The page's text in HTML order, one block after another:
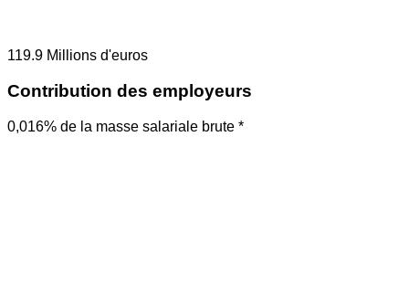
119.9 Millions d'euros
Contribution des employeurs
0,016% de la masse salariale brute *